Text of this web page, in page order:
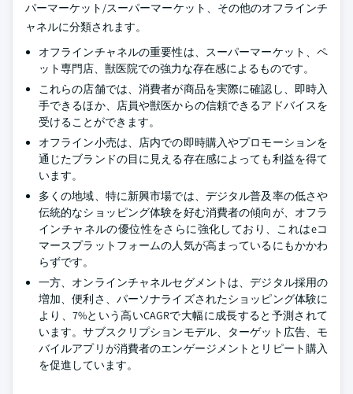
パーマーケット/スーパーマーケット、その他のオフラインチ
ャネルに分類されます。
オフラインチャネルの重要性は、スーパーマーケット、ペ
ット専門店、獣医院での強力な存在感によるものです。
これらの店舗では、消費者が商品を実際に確認し、即時入
手できるほか、店員や獣医からの信頼できるアドバイスを
受けることができます。
オフライン小売は、店内での即時購入やプロモーションを
通じたブランドの目に見える存在感によっても利益を得て
います。
多くの地域、特に新興市場では、デジタル普及率の低さや
伝統的なショッピング体験を好む消費者の傾向が、オフラ
インチャネルの優位性をさらに強化しており、これはeコ
マースプラットフォームの人気が高まっているにもかかわ
らずです。
一方、オンラインチャネルセグメントは、デジタル採用の
増加、便利さ、パーソナライズされたショッピング体験に
より、7%という高いCAGRで大幅に成長すると予測されて
います。サブスクリプションモデル、ターゲット広告、モ
バイルアプリが消費者のエンゲージメントとリピート購入
を促進しています。